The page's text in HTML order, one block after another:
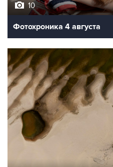
10
Фотохроника 4 августа